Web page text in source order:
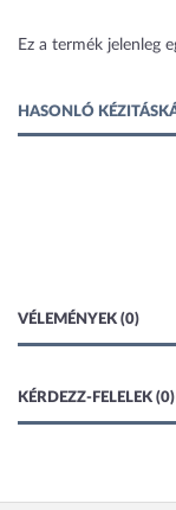
Ez a termék jelenleg
HASONLÓ
VÉLEMÉNYEK (0)
KÉRDEZZ-FELELEK (0)